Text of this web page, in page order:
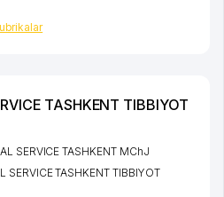
TASHKENT TIBBIYOT
SERVICE TASHKENT MChJ
SERVICE TASHKENT TIBBIYOT